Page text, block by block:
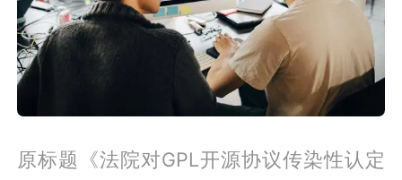
原标题《法院对GPL开源协议传染性认定